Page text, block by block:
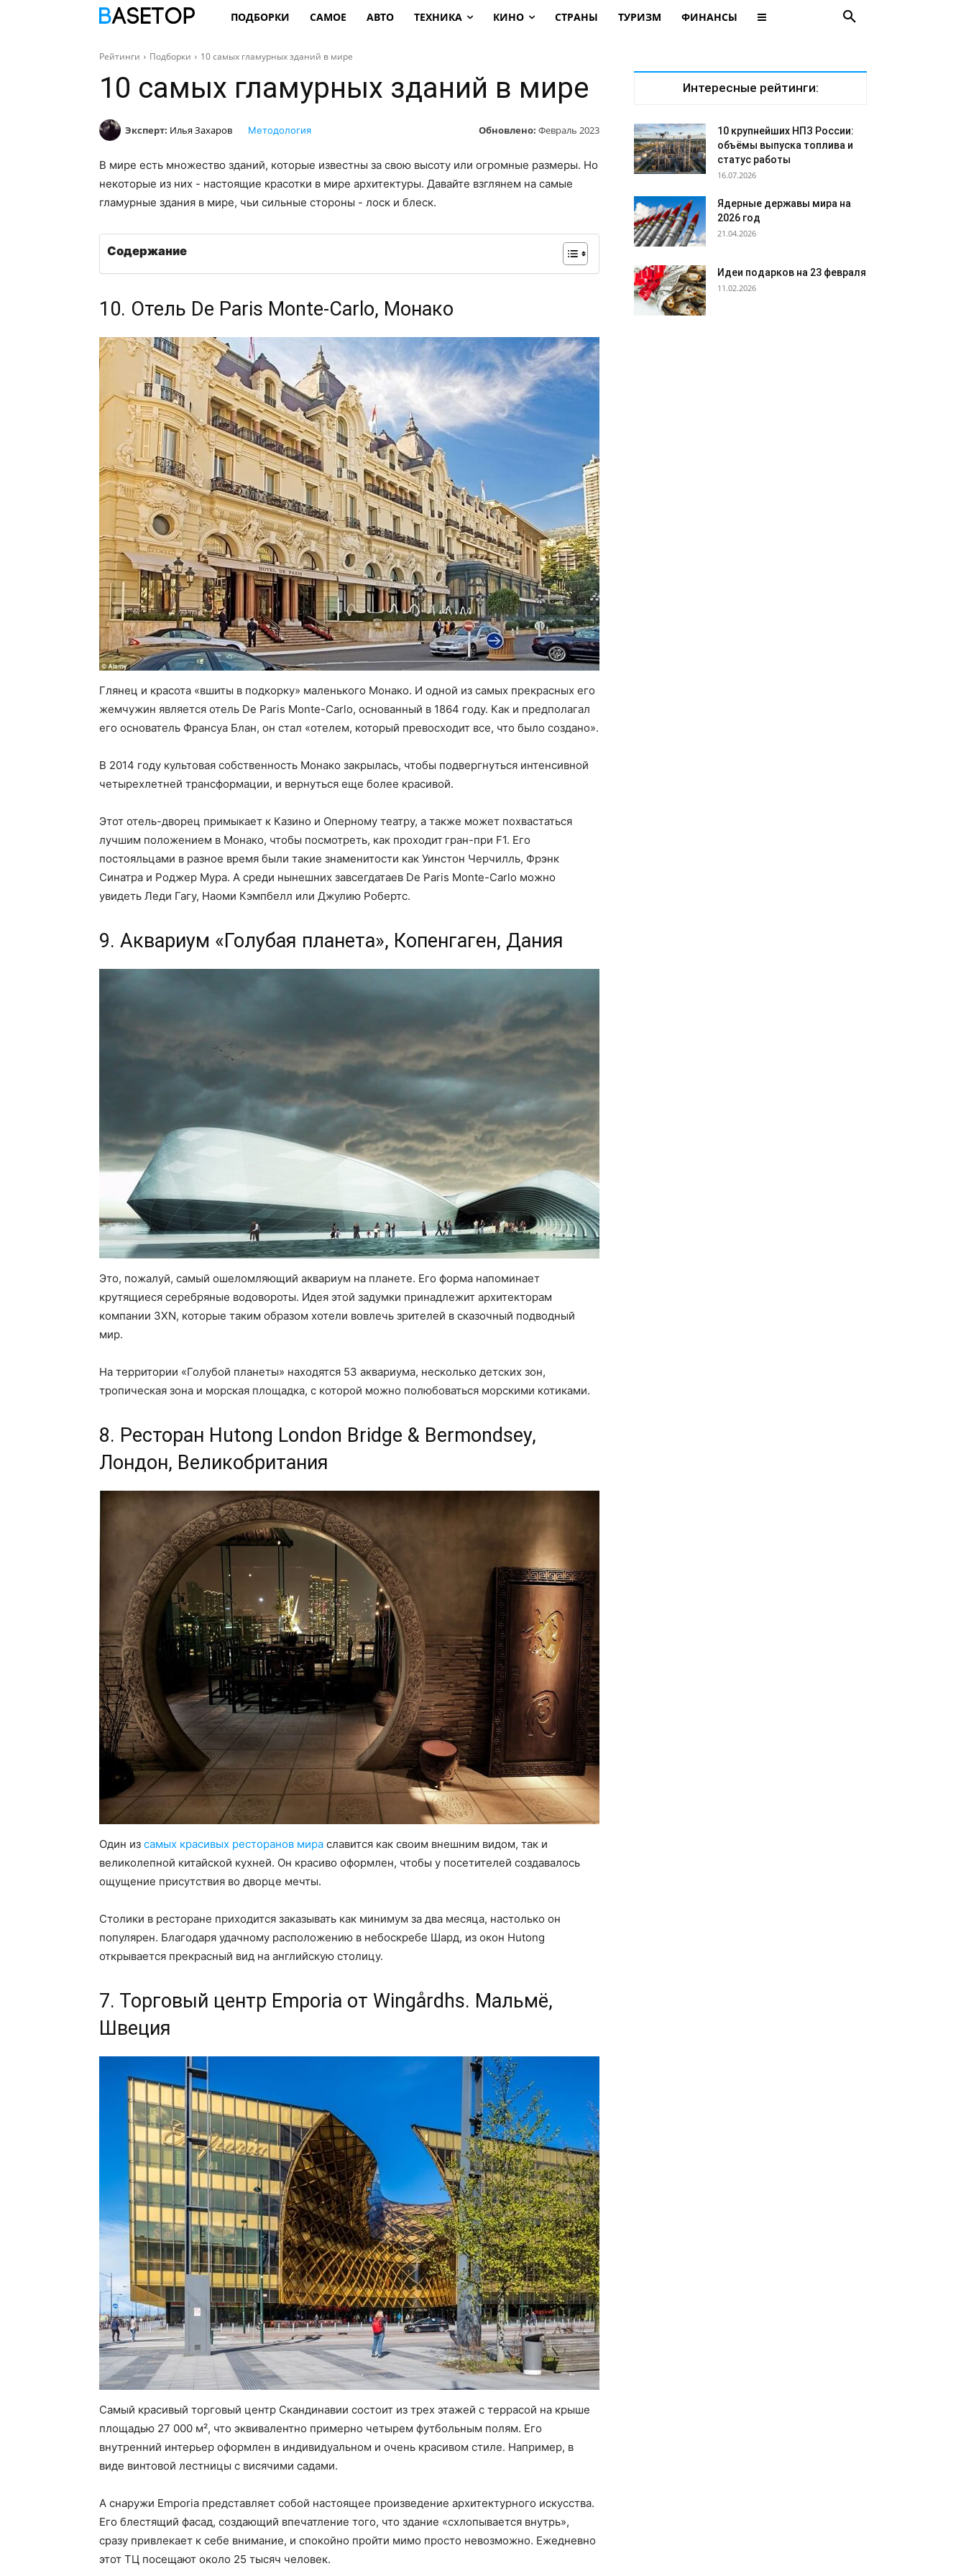
ПОДБОРКИ САМОЕ АВТО ТЕХНИКА КИНО СТРАНЫ ТУРИЗМ ФИНАНСЫ
Рейтинги Подборки 10 самых гламурных зданий в мире
10 самых гламурных зданий в мире
Эксперт: Илья Захаров Обновлено: Февраль 2023
Методология
В мире есть множество зданий, которые известны за свою высоту или огромные размеры. Но
некоторые из них - настоящие красотки в мире архитектуры. Давайте взглянем на самые
гламурные здания в мире, чьи сильные стороны - лоск и блеск.
Содержание
10. Отель De Paris Monte-Carlo, Монако
Глянец и красота «вшиты в подкорку» маленького Монако. И одной из самых прекрасных его
жемчужин является отель De Paris Monte-Carlo, основанный в 1864 году. Как и предполагал
его основатель Франсуа Блан, он стал «отелем, который превосходит все, что было создано».
В 2014 году культовая собственность Монако закрылась, чтобы подвергнуться интенсивной
четырехлетней трансформации, и вернуться еще более красивой.
Этот отель-дворец примыкает к Казино и Оперному театру, а также может похвастаться
лучшим положением в Монако, чтобы посмотреть, как проходит гран-при F1. Его
постояльцами в разное время были такие знаменитости как Уинстон Черчилль, Фрэнк
Синатра и Роджер Мура. А среди нынешних завсегдатаев De Paris Monte-Carlo можно
увидеть Леди Гагу, Наоми Кэмпбелл или Джулию Робертс.
9. Аквариум «Голубая планета», Копенгаген, Дания
Это, пожалуй, самый ошеломляющий аквариум на планете. Его форма напоминает
крутящиеся серебряные водовороты. Идея этой задумки принадлежит архитекторам
компании 3XN, которые таким образом хотели вовлечь зрителей в сказочный подводный
мир.
На территории «Голубой планеты» находятся 53 аквариума, несколько детских зон,
тропическая зона и морская площадка, с которой можно полюбоваться морскими котиками.
8. Ресторан Hutong London Bridge & Bermondsey,
Лондон, Великобритания
Один из самых красивых ресторанов мира славится как своим внешним видом, так и
великолепной китайской кухней. Он красиво оформлен, чтобы у посетителей создавалось
ощущение присутствия во дворце мечты.
Столики в ресторане приходится заказывать как минимум за два месяца, настолько он
популярен. Благодаря удачному расположению в небоскребе Шард, из окон Hutong
открывается прекрасный вид на английскую столицу.
7. Торговый центр Emporia от Wingårdhs. Мальмё,
Швеция
Самый красивый торговый центр Скандинавии состоит из трех этажей с террасой на крыше
площадью 27 000 м², что эквивалентно примерно четырем футбольным полям. Его
внутренний интерьер оформлен в индивидуальном и очень красивом стиле. Например, в
виде винтовой лестницы с висячими садами.
А снаружи Emporia представляет собой настоящее произведение архитектурного искусства.
Его блестящий фасад, создающий впечатление того, что здание «схлопывается внутрь»,
сразу привлекает к себе внимание, и спокойно пройти мимо просто невозможно. Ежедневно
этот ТЦ посещают около 25 тысяч человек.
Интересные рейтинги:
10 крупнейших НПЗ России:
объёмы выпуска топлива и
статус работы
16.07.2026
Ядерные державы мира на
2026 год
21.04.2026
Идеи подарков на 23 февраля
11.02.2026